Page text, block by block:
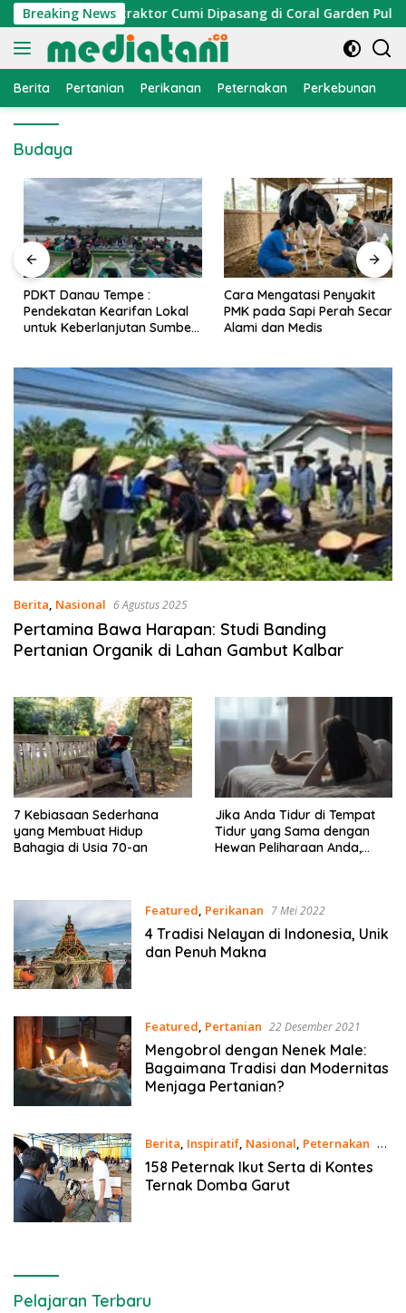
Langsung
ke
konten
Breaking News
Nelayan, Atraktor Cumi Dipasang di Coral Garden Pulau
Berita Pertanian Perikanan Peternakan Perkebunan
Budaya
PDKT Danau Tempe :
Pendekatan Kearifan Lokal
untuk Keberlanjutan Sumber
Cara Mengatasi Penyakit
PMK pada Sapi Perah Secara
Alami dan Medis
Berita, Nasional 6 Agustus 2025
Pertamina Bawa Harapan: Studi Banding
Pertanian Organik di Lahan Gambut Kalbar
7 Kebiasaan Sederhana
yang Membuat Hidup
Bahagia di Usia 70-an
Jika Anda Tidur di Tempat
Tidur yang Sama dengan
Hewan Peliharaan Anda,
Featured, Perikanan 7 Mei 2022
4 Tradisi Nelayan di Indonesia, Unik
dan Penuh Makna
Featured, Pertanian 22 Desember 2021
Mengobrol dengan Nenek Male:
Bagaimana Tradisi dan Modernitas
Menjaga Pertanian?
Berita, Inspiratif, Nasional, Peternakan 19
Oktober 2021
158 Peternak Ikut Serta di Kontes
Ternak Domba Garut
Pelajaran Terbaru